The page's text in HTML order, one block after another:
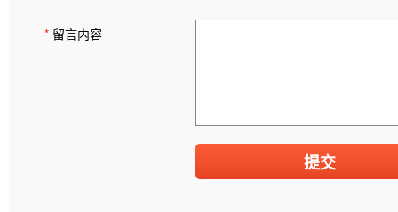
* 留言内容